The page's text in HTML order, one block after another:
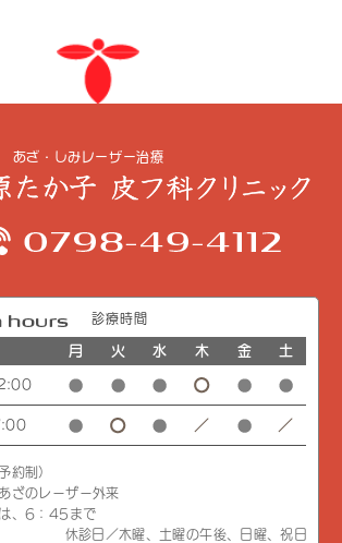
あざ・しみレーザー治療
診療時間
月 火 水 木 金 土
約制）
ざのレーザー外来
、6：45まで
休診日／木曜、土曜の午後、日曜、祝日